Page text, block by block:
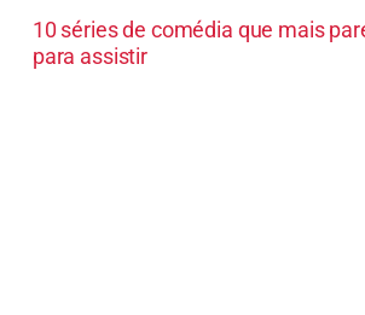
10 séries de comédia que mais
para assistir